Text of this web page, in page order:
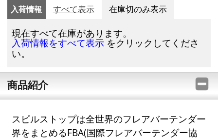
入荷情報 すべて表示 在庫切のみ表示
現在すべて在庫があります。
入荷情報をすべて表示 をクリックしてくださ
い。
商品紹介
スピルストップは全世界のフレアバーテンダー
界をまとめるFBA(国際フレアバーテンダー協